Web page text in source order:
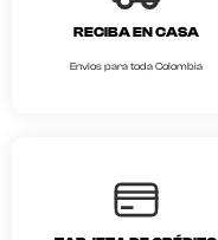
RECIBA EN CASA
Envios para toda Colombia